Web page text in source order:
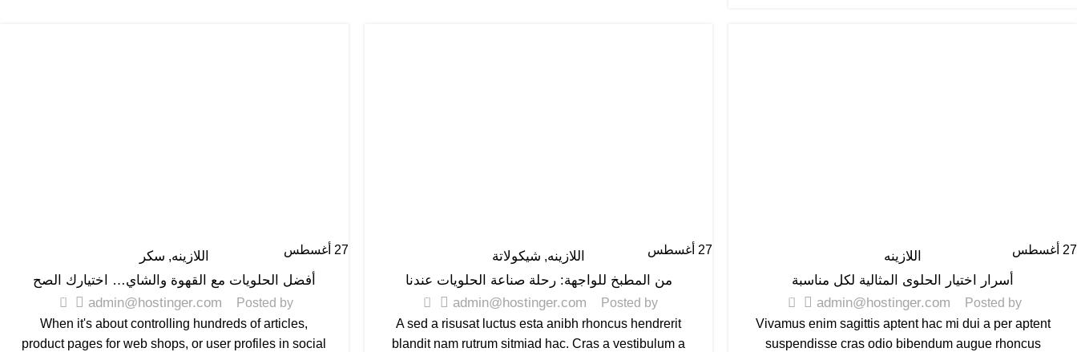
27 أغسطس
اللازينه
أسرار اختيار الحلوى المثالية لكل مناسبة
Posted by
admin@hostinger.com
0
Vivamus enim sagittis aptent hac mi dui a per aptent
suspendisse cras odio bibendum augue rhoncus
27 أغسطس اللازينه, شيكولاتة
من المطبخ للواجهة: رحلة صناعة الحلويات عندنا
Posted by
admin@hostinger.com
0
A sed a risusat luctus esta anibh rhoncus hendrerit
blandit nam rutrum sitmiad hac. Cras a vestibulum a
27 أغسطس اللازينه, سكر
أفضل الحلويات مع القهوة والشاي… اختيارك الصح
Posted by
admin@hostinger.com
0
When it's about controlling hundreds of articles,
product pages for web shops, or user profiles in social